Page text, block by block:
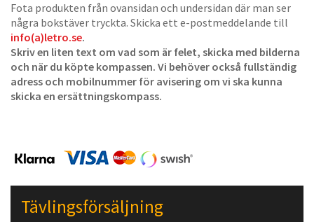
Fota produkten från ovansidan och undersidan där man ser
några bokstäver tryckta. Skicka ett e-postmeddelande till
info(a)letro.se.
Skriv en liten text om vad som är felet, skicka med bilderna
och när du köpte kompassen. Vi behöver också fullständig
adress och mobilnummer för avisering om vi ska kunna
skicka en ersättningskompass.
Tävlingsförsäljning